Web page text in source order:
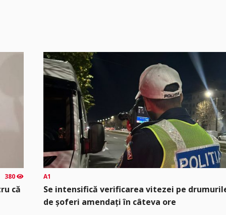
380
că
A1
Se intensifică verificarea vitezei pe
de șoferi amendați în câteva ore